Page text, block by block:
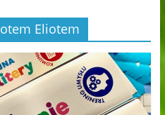
Eliotem